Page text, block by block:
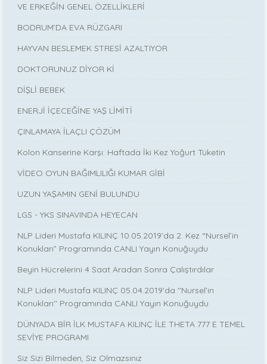
VE ERKEĞİN GENEL ÖZELLİKLERİ
BODRUM’DA EVA RÜZGARI
HAYVAN BESLEMEK STRESİ AZALTIYOR
DOKTORUNUZ DİYOR Kİ
DİŞLİ BEBEK
ENERJİ İÇECEĞİNE YAŞ LİMİTİ
ÇINLAMAYA İLAÇLI ÇÖZÜM
Kolon Kanserine Karşı: Haftada İki Kez Yoğurt Tüketin
VİDEO OYUN BAĞIMLILIĞI KUMAR GİBİ
UZUN YAŞAMIN GENİ BULUNDU
LGS - YKS SINAVINDA HEYECAN
NLP Lideri Mustafa KILINÇ 10.05.2019’da 2. Kez “Nursel’in
Konukları” Programında CANLI Yayın Konuğuydu
Beyin Hücrelerini 4 Saat Aradan Sonra Çalıştırdılar
NLP Lideri Mustafa KILINÇ 05.04.2019'da ''Nursel’in
Konukları'' Programında CANLI Yayın Konuğuydu
DÜNYADA BİR İLK MUSTAFA KILINÇ İLE THETA 777 E TEMEL
SEVİYE PROGRAMI
Siz Sizi Bilmeden, Siz Olmazsınız